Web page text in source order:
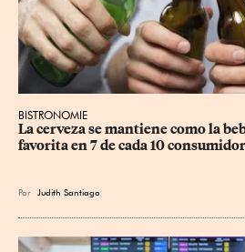
BISTRONOMIE
La cerveza se mantiene como la
favorita en 7 de cada 10
Por Judith Santiago